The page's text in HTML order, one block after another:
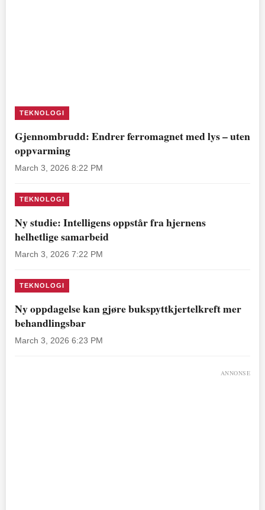
TEKNOLOGI
Gjennombrudd: Endrer ferromagnet med lys – uten
oppvarming
March 3, 2026 8:22 PM
TEKNOLOGI
Ny studie: Intelligens oppstår fra hjernens
helhetlige samarbeid
March 3, 2026 7:22 PM
TEKNOLOGI
Ny oppdagelse kan gjøre bukspyttkjertelkreft mer
behandlingsbar
March 3, 2026 6:23 PM
ANNONSE